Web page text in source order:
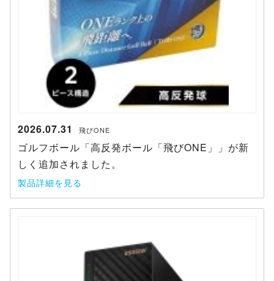
2026.07.31 飛びONE
ゴルフボール「高反発ボール「飛びONE」」が新
しく追加されました。
製品詳細を見る